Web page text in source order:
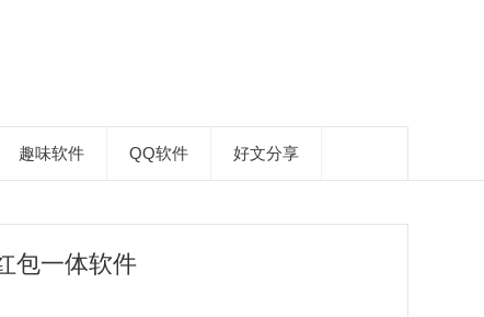
趣味软件 QQ软件 好文分享
包一体软件